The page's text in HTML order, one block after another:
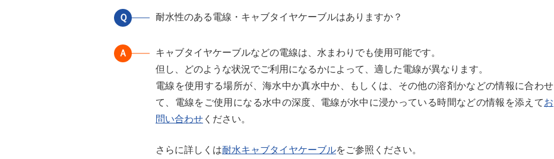
Ｑ 耐水性のある電線・キャブタイヤケーブルはありますか？
Ａ
キャブタイヤケーブルなどの電線は、水まわりでも使用可能です。
但し、どのような状況でご利用になるかによって、適した電線が異なります。
電線を使用する場所が、海水中か真水中か、もしくは、その他の溶剤かなどの情報に合わせ
て、電線をご使用になる水中の深度、電線が水中に浸かっている時間などの情報を添えてお
問い合わせ ください。
さらに詳しくは耐水キャブタイヤケーブルをご参照ください。